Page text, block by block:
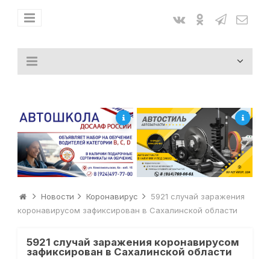
Новости Коронавирус
5921 случай заражения
коронавирусом зафиксирован в Сахалинской области
5921 случай заражения коронавирусом
зафиксирован в Сахалинской области